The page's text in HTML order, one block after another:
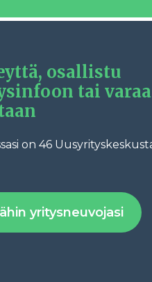
osallistu
tai
on 46
yritysneuvojasi